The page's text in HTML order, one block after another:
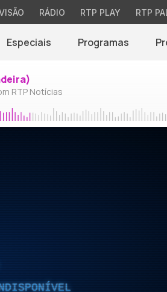
RÁDIO RTP PLAY RTP
Especiais Programas
RTP Notícias